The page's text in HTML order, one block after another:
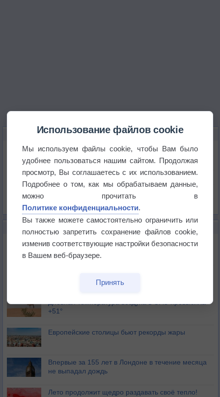
КАРТЫ ПОГОДЫ В ВОНДЖУ
Температура
Давление
Осадки
Список всех карт
Июль в России стал самым тёплым за всю
историю
Дневная температура воздуха в ОАЭ превысила
+51°
Европейские столицы бьют рекорды жары
Впервые за 155 лет в Лондоне в течение месяца
не выпадал дождь
Лето продолжит щедро раздавать своё тепло!
Использование файлов cookie
Мы используем файлы cookie, чтобы Вам было
удобнее пользоваться нашим сайтом. Продолжая
просмотр, Вы соглашаетесь с их использованием.
Подробнее о том, как мы обрабатываем данные,
можно прочитать в
Политике конфиденциальности.
Вы также можете самостоятельно ограничить или
полностью запретить сохранение файлов cookie,
изменив соответствующие настройки безопасности
в Вашем веб-браузере.
Принять